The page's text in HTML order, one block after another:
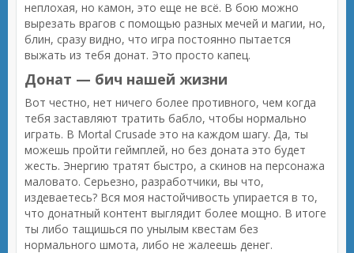
неплохая, но камон, это еще не всё. В бою можно
вырезать врагов с помощью разных мечей и магии, но,
блин, сразу видно, что игра постоянно пытается
выжать из тебя донат. Это просто капец.
Донат — бич нашей жизни
Вот честно, нет ничего более противного, чем когда
тебя заставляют тратить бабло, чтобы нормально
играть. В Mortal Crusade это на каждом шагу. Да, ты
можешь пройти геймплей, но без доната это будет
жесть. Энергию тратят быстро, а скинов на персонажа
маловато. Серьезно, разработчики, вы что,
издеваетесь? Вся моя настойчивость упирается в то,
что донатный контент выглядит более мощно. В итоге
ты либо тащишься по унылым квестам без
нормального шмота, либо не жалеешь денег.